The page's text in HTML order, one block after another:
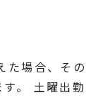
た場合、その
。 土曜出勤